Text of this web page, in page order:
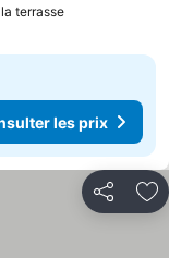
terrasse
les prix
Partager